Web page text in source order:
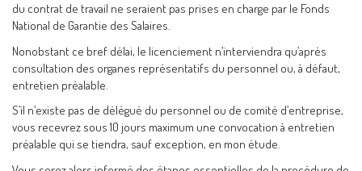
du contrat de travail ne seraient pas prises en charge par le Fonds
National de Garantie des Salaires.
Nonobstant ce bref délai, le licenciement n’interviendra qu’après
consultation des organes représentatifs du personnel ou, à défaut,
entretien préalable.
S’il n’existe pas de délégué du personnel ou de comité d’entreprise,
vous recevrez sous 10 jours maximum une convocation à entretien
préalable qui se tiendra, sauf exception, en mon étude.